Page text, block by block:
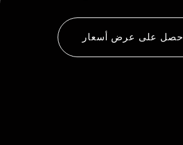
احصل على عرض أسعار